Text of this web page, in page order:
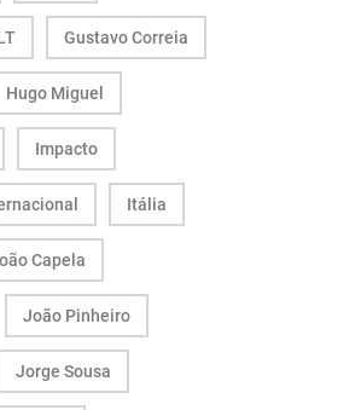
Gustavo Correia
Hugo Miguel
Impacto
Itália
Capela
João Pinheiro
Jorge Sousa